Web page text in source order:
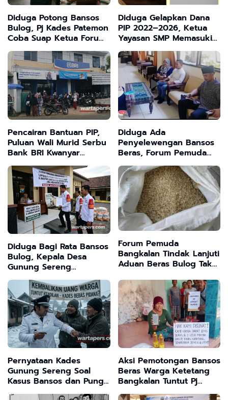
Diduga Potong Bansos
Bulog, Pj Kades Patemon
Coba Suap Ketua Forum
Pemuda Bangkalan dan
Bakal Dilaporkan ke
Polisi
Diduga Gelapkan Dana
PIP 2022–2026, Ketua
Yayasan SMP Memasuki
Babak Baru Menunggu
Panggilan Kejaksaan
Negeri
Pencairan Bantuan PIP,
Puluan Wali Murid Serbu
Bank BRI Kwanyar
Bangkalan
Diduga Ada
Penyelewengan Bansos
Beras, Forum Pemuda
Bangkalan Minta
Audiensi dan Kawal Jalur
Hukum
Diduga Bagi Rata Bansos
Bulog, Kepala Desa
Gunung Sereng
Dilaporkan Aliansi
Pengawal Program
Bangkalan
Forum Pemuda
Bangkalan Tindak Lanjuti
Aduan Beras Bulog Tak
Pernyataan Kades
Gunung Sereng Soal
Kasus Bansos dan Pungli
Air Bor "Bebas Pidana"
Aksi Pemotongan Bansos
Beras Warga Ketetang
Bangkalan Tuntut Pj
Kades Kembalikan